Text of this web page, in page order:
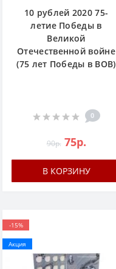
10 рублей 2020 75-
летие Победы в
Великой
Отечественной войне
(75 лет Победы в ВОВ)
0
90р. 75р.
В КОРЗИНУ
-15%
Акция